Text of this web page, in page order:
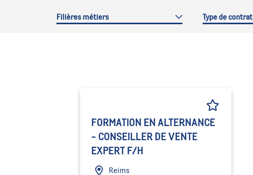
Filières métiers Type de contrat
FORMATION EN ALTERNANCE
- CONSEILLER DE VENTE
EXPERT F/H
Reims